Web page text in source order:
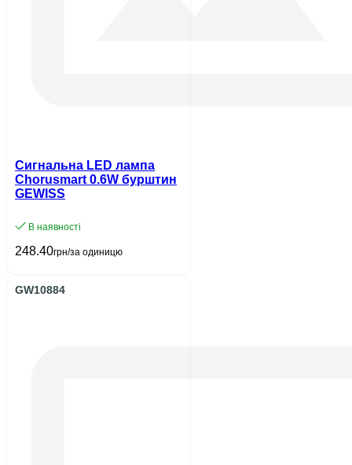
Сигнальна LED лампа
Chorusmart 0.6W бурштин
GEWISS
В наявності
248.40грн/за одиницю
GW10884